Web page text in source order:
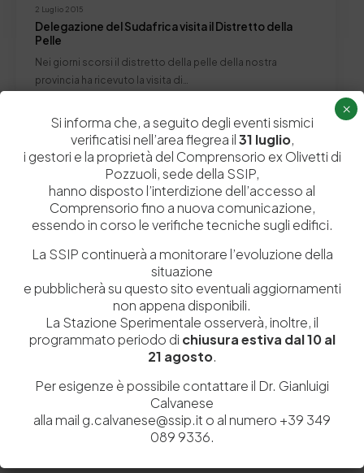
2 Luglio 2015
Delegazione del Sudafrica visita il Distretto della
Pelle
Nei giorni scorsi il distretto della pelle della nostra
provincia ha ricevuto la visita di…
Lascia un commento
Il tuo indirizzo email non sarà pubblicato.I campi obbligatori sono
Si informa che, a seguito degli eventi sismici
verificatisi nell’area flegrea il31 luglio,
i gestori e la proprietà del Comprensorio ex Olivetti di
Pozzuoli, sede della SSIP,
hanno disposto l’interdizione dell’accesso al
Comprensorio fino a nuova comunicazione,
essendo in corso le verifiche tecniche sugli edifici.
La SSIP continuerà a monitorare l’evoluzione della
situazione
e pubblicherà su questo sito eventuali aggiornamenti
non appena disponibili.
La Stazione Sperimentale osserverà, inoltre, il
programmato periodo di chiusura estiva dal 10 al
21 agosto.
Per esigenze è possibile contattare il Dr. Gianluigi
Calvanese
alla mail g.calvanese@ssip.it o al numero +39 349
089 9336.
×